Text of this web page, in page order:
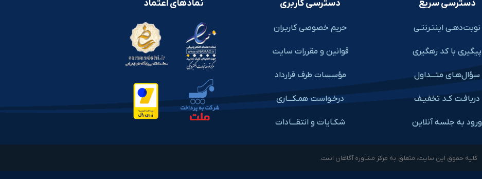
دسترسی سریع
نوبت‌دهـی اینتـرنتـی
پیگیری با کد رهگیری
سؤال‌هـای متـــداول
دریافـت کـد تخفیـف
ورود به جلسه آنلاین
دسترسی کاربری
حریم خصوصی کاربـران
قوانین و مقررات سایت
مؤسسات طرف قرارداد
درخـواست همـکـــاری
شکـایات و انتقـــادات
نمادهای اعتماد
کلیه حقوق این سایت، متعلق به مرکز مشاوره آگاهان است.